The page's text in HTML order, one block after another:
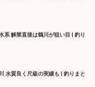
系 解禁直後は鶴川が狙い目 | 釣り
水質良く尺級の実績も | 釣りまと